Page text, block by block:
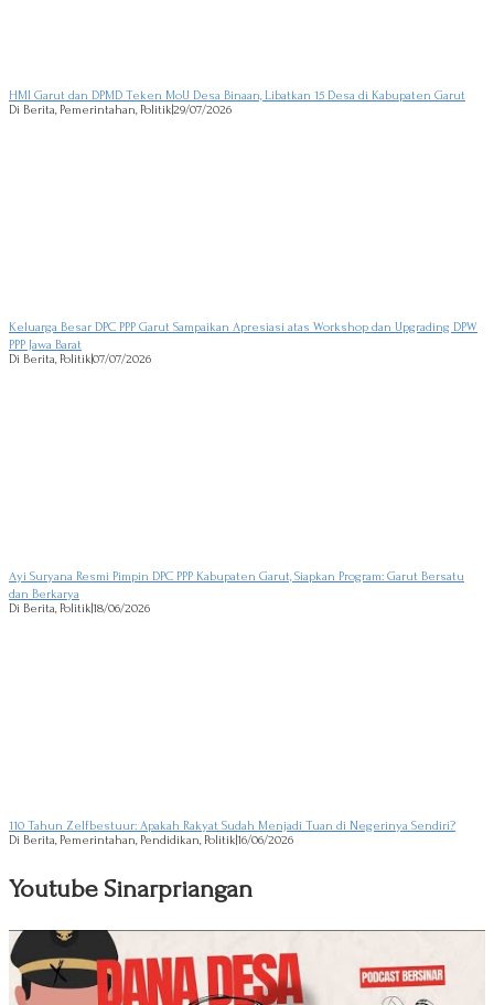
HMI Garut dan DPMD Teken MoU Desa Binaan, Libatkan 15 Desa di Kabupaten Garut
Di Berita, Pemerintahan, Politik29/07/2026
Keluarga Besar DPC PPP Garut Sampaikan Apresiasi atas Workshop dan Upgrading DPW
PPP Jawa Barat
Di Berita, Politik07/07/2026
Ayi Suryana Resmi Pimpin DPC PPP Kabupaten Garut, Siapkan Program: Garut Bersatu
dan Berkarya
Di Berita, Politik18/06/2026
110 Tahun Zelfbestuur: Apakah Rakyat Sudah Menjadi Tuan di Negerinya Sendiri?
Di Berita, Pemerintahan, Pendidikan, Politik16/06/2026
Youtube Sinarpriangan